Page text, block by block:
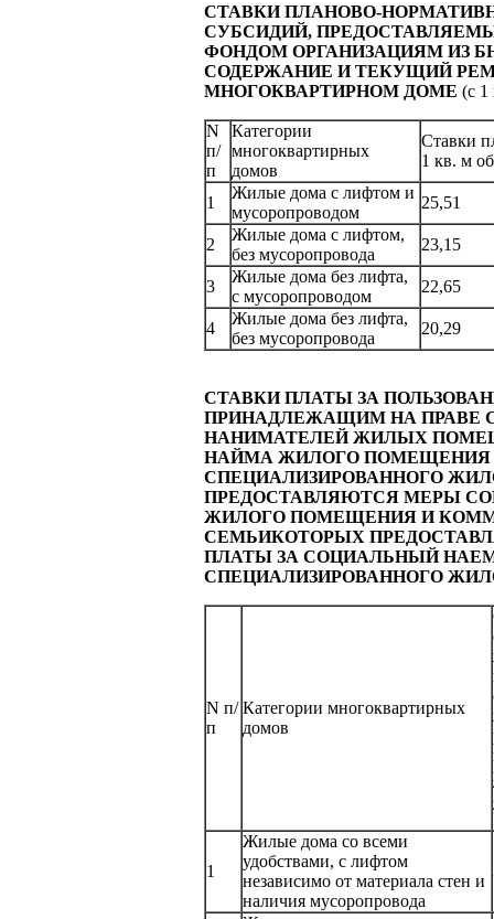
СТАВКИ ПЛАНОВО-
СУБСИДИЙ,
ФОНДОМ ОРГАНИЗАЦИЯМ ИЗ
СОДЕРЖАНИЕ И ТЕКУЩИЙ
МНОГОКВАРТИРНОМ ДОМЕ (c 1
N
п/
п
Категории
многоквартирных
домов
Ставки
1 кв. м
1
Жилые дома с лифтом и
мусоропроводом
25,51
2
Жилые дома с лифтом,
без мусоропровода
23,15
3
Жилые дома без лифта,
с мусоропроводом
22,65
4
Жилые дома без лифта,
без мусоропровода
20,29
СТАВКИ ПЛАТЫ ЗА
ПРИНАДЛЕЖАЩИМ НА ПРАВЕ
НАНИМАТЕЛЕЙ ЖИЛЫХ
НАЙМА ЖИЛОГО ПОМЕЩЕНИЯ
СПЕЦИАЛИЗИРОВАННОГО
ПРЕДОСТАВЛЯЮТСЯ МЕРЫ
ЖИЛОГО ПОМЕЩЕНИЯ И
СЕМЬИКОТОРЫХ
ПЛАТЫ ЗА СОЦИАЛЬНЫЙ
СПЕЦИАЛИЗИРОВАННОГО
N п/
п
Категории многоквартирных
домов
1
Жилые дома со всеми
удобствами, с лифтом
независимо от материала стен и
наличия мусоропровода